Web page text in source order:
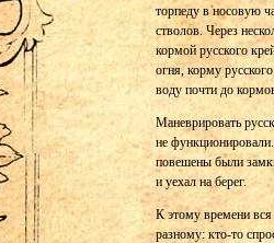
торпеду в носовую
стволов. Через
кормой русского
огня, корму
воду почти до
Маневрировать
не
повешены были
и уехал на берег.
К этому времени вся
разному: кто-то